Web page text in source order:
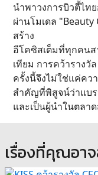
นำพาวงการบิวตี้ไท
ผ่านโมเดล
สร้าง
อีโคซิสเต็มที่ทุกคนส
เทียม การคว้ารางวั
ครั้งนี้จึงไม่ใช่แค่คว
สำคัญที่พิสูจน์ว่าแบ
และเป็นผู้นำในตลา
เรื่องที่คุณอา